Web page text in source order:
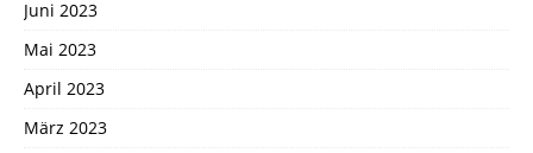
Juni 2023
Mai 2023
April 2023
März 2023